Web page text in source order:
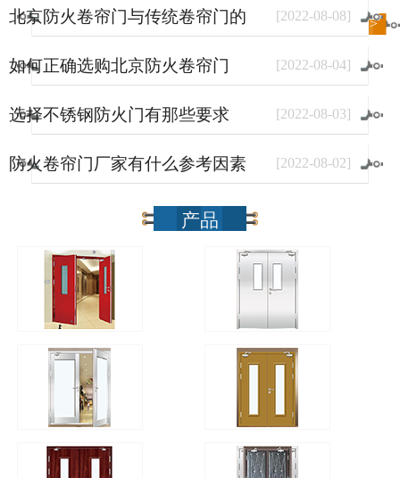
北京防火卷帘门与传统卷帘门的
区别
[2022-08-08]
如何正确选购北京防火卷帘门 [2022-08-04]
选择不锈钢防火门有那些要求 [2022-08-03]
防火卷帘门厂家有什么参考因素 [2022-08-02]
进入新闻 频道>>
产品